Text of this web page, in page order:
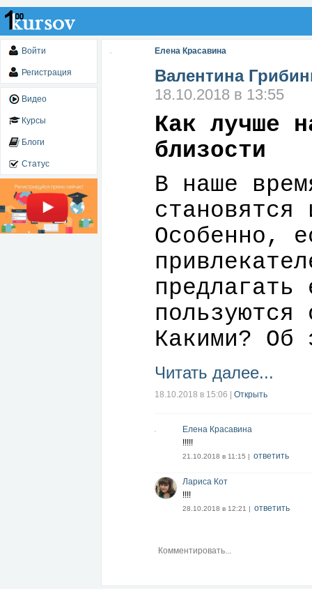
Войти
Регистрация
Видео
Курсы
Блоги
Статус
Елена Красавина
Валентина
18.10.2018 в 13:55
Как лучше
близости
В наше
становятся
Особенно,
пользуются
Какими? Об
Читать далее...
18.10.2018 в 15:06 Открыть
Елена Красавина
!!!!!
21.10.2018 в 11:15 | ответить
Лариса Кот
!!!!
28.10.2018 в 12:21 | ответить